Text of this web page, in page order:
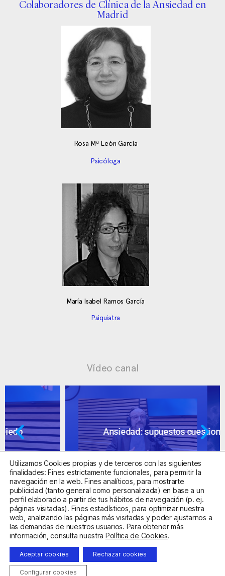
Colaboradores de Clínica de la Ansiedad en
Madrid
Rosa Mª León García
Psicóloga
María Isabel Ramos García
Psiquiatra
Vídeo canal
Ansiedad: supuestos cuestionables
Centro Sanitario Autorizado con el código E08737002
Aviso LegalPolítica de PrivacidadPolítica de Cookies
Condiciones Generales de Contratación
Utilizamos Cookies propias y de terceros con las siguientes
finalidades: Fines estrictamente funcionales, para permitir la
navegación en la web. Fines analíticos, para mostrarte
publicidad (tanto general como personalizada) en base a un
perfil elaborado a partir de tus hábitos de navegación (p. ej.
páginas visitadas). Fines estadísticos, para optimizar nuestra
web, analizando las páginas más visitadas y poder ajustarnos a
las demandas de nuestros usuarios. Para obtener más
información, consulta nuestra Política de Cookies.
Aceptar cookies Rechazar cookies
Configurar cookies